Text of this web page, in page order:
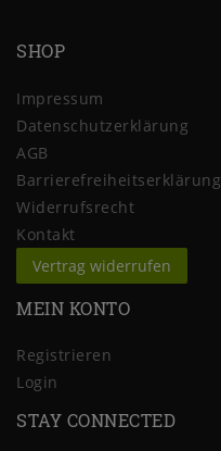
SHOP
Impressum
Daten­schutz­erklärung
AGB
Barrierefreiheitserklärung
Widerrufs­recht
Kontakt
Vertrag widerrufen
MEIN KONTO
Registrieren
Login
STAY CONNECTED